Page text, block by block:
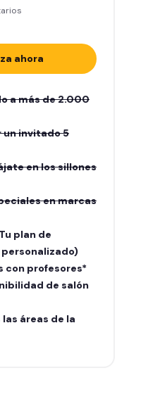
ahora
a más de 2.000
un invitado 5
en los sillones
en marcas
plan de
con profesores*
de salón
áreas de la